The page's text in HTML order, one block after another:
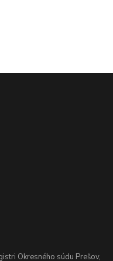
Okresného súdu Prešov,